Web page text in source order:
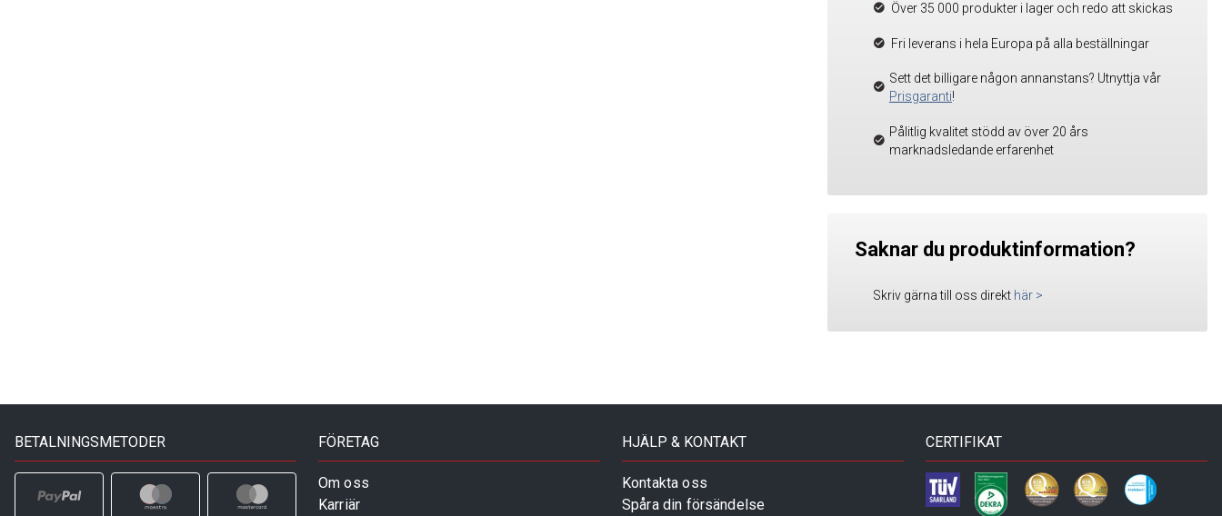
Över 35 000 produkter i lager och redo att skickas
Fri leverans i hela Europa på alla beställningar
Sett det billigare någon annanstans? Utnyttja vår
Prisgaranti!
Pålitlig kvalitet stödd av över 20 års
marknadsledande erfarenhet
Saknar du produktinformation?
Skriv gärna till oss direkt här >
BETALNINGSMETODER FÖRETAG
Om oss
Karriär
HJÄLP & KONTAKT
Kontakta oss
Spåra din försändelse
CERTIFIKAT